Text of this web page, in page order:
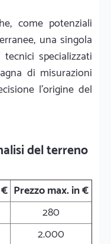
come potenziali
una singola
specializzati
di misurazioni
l'origine del
del terreno
Prezzo max. in €
280
2.000